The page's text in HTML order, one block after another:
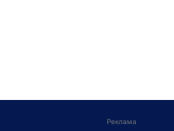
Реклама